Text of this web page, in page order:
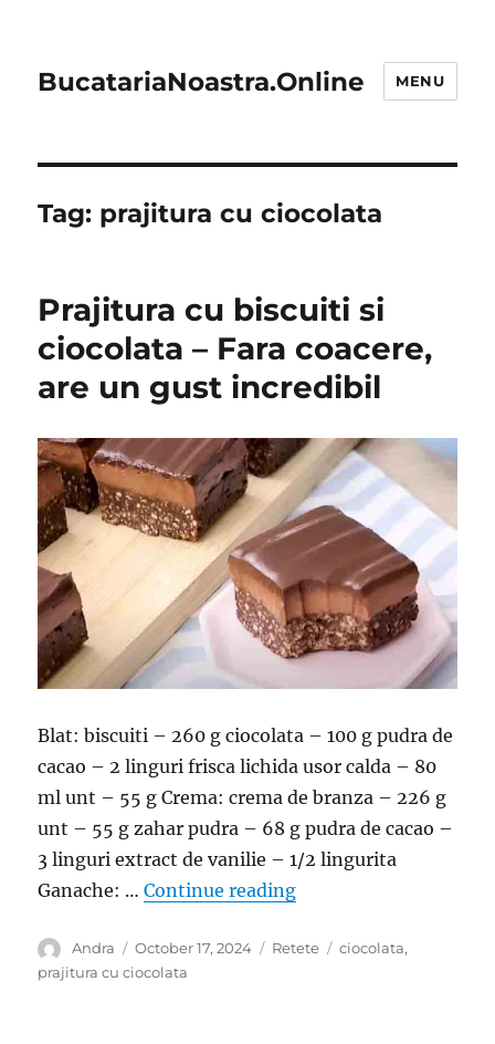
BucatariaNoastra.Online MENU
Tag: prajitura cu ciocolata
Prajitura cu biscuiti si
ciocolata – Fara coacere,
are un gust incredibil
Blat: biscuiti – 260 g ciocolata – 100 g pudra de
cacao – 2 linguri frisca lichida usor calda – 80
ml unt – 55 g Crema: crema de branza – 226 g
unt – 55 g zahar pudra – 68 g pudra de cacao –
3 linguri extract de vanilie – 1/2 lingurita
Ganache: …Continue reading“Prajitura cu biscuiti
Author
Andra
Posted
on
October 17, 2024 Categories
Retete Tags
ciocolata,
prajitura cu ciocolata